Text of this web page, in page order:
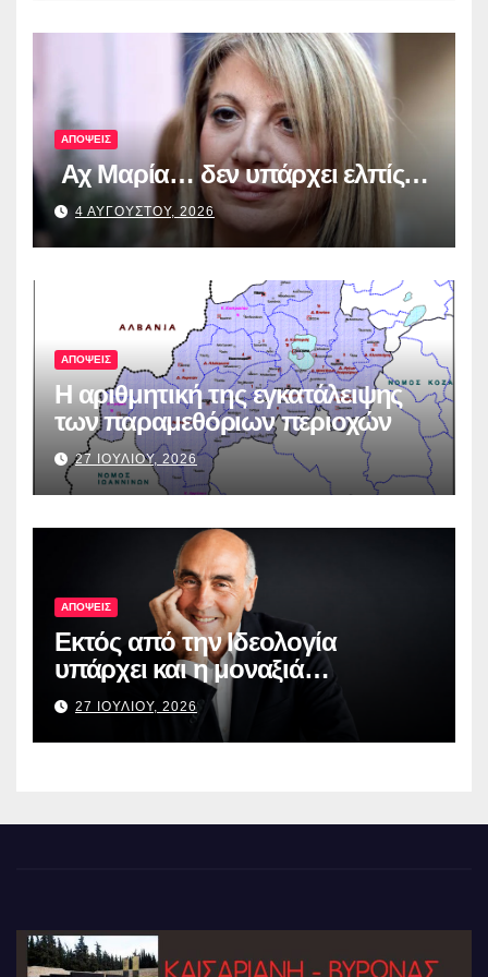
ψηφιακά εργαλεία στην Ευρώπη
για τη διαφάνεια και τη
λογοδοσία»
ΑΠΟΨΕΙΣ
Αχ Μαρία… δεν υπάρχει ελπίς…
4 ΑΥΓΟΥΣΤΟΥ, 2026
ΑΠΟΨΕΙΣ
Η αριθμητική της εγκατάλειψης
των παραμεθόριων περιοχών
27 ΙΟΥΛΙΟΥ, 2026
ΑΠΟΨΕΙΣ
Εκτός από την Ιδεολογία
υπάρχει και η μοναξιά…
27 ΙΟΥΛΙΟΥ, 2026